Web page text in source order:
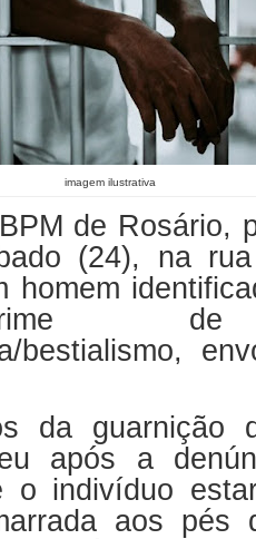
imagem ilustrativa
de Rosário,
(24), na
homem
de
bestialismo,
da guarnição
após a
o indivíduo
aos pés